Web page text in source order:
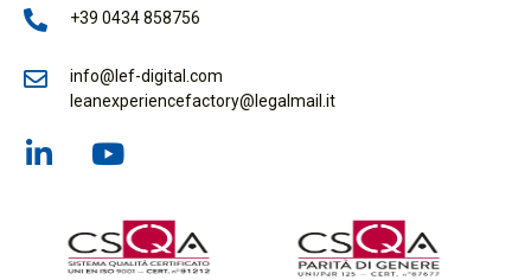
+39 0434 858756
info@lef-digital.com
leanexperiencefactory@legalmail.it